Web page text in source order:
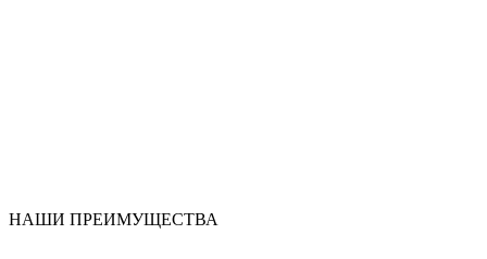
НАШИ ПРЕИМУЩЕСТВА